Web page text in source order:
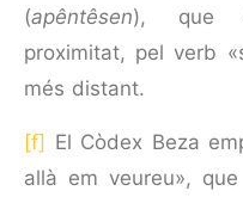
(apêntêsen), que
proximitat, pel verb
més distant.
[f] El Còdex Beza
allà em veureu»,